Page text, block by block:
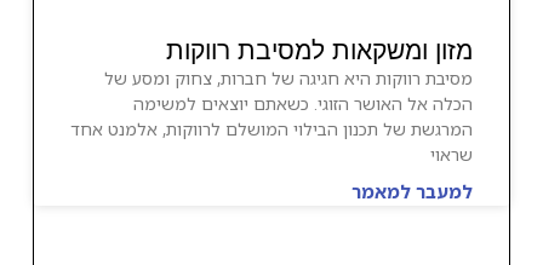
מזון ומשקאות למסיבת רווקות
מסיבת רווקות היא חגיגה של חברות, צחוק ומסע של
הכלה אל האושר הזוגי. כשאתם יוצאים למשימה
המרגשת של תכנון הבילוי המושלם לרווקות, אלמנט אחד
שראוי
למעבר למאמר